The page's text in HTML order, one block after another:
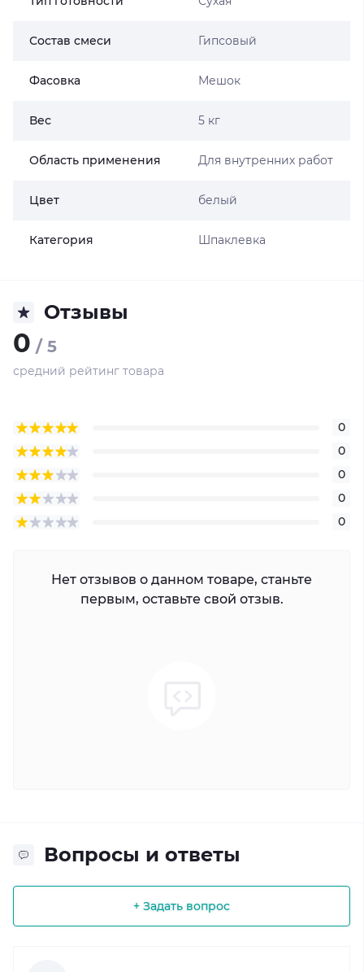
Состав смеси Гипсовый
Фасовка Мешок
Вес 5 кг
Область применения Для внутренних работ
Цвет белый
Категория Шпаклевка
Отзывы
0 / 5
средний рейтинг товара
0
0
0
0
0
Нет отзывов о данном товаре, станьте
первым, оставьте свой отзыв.
Вопросы и ответы
+ Задать вопрос